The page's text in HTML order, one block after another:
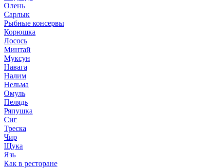
Олень
Сарлык
Рыбные консервы
Корюшка
Лосось
Минтай
Муксун
Навага
Налим
Нельма
Омуль
Пелядь
Ряпушка
Сиг
Треска
Чир
Щука
Язь
Как в ресторане